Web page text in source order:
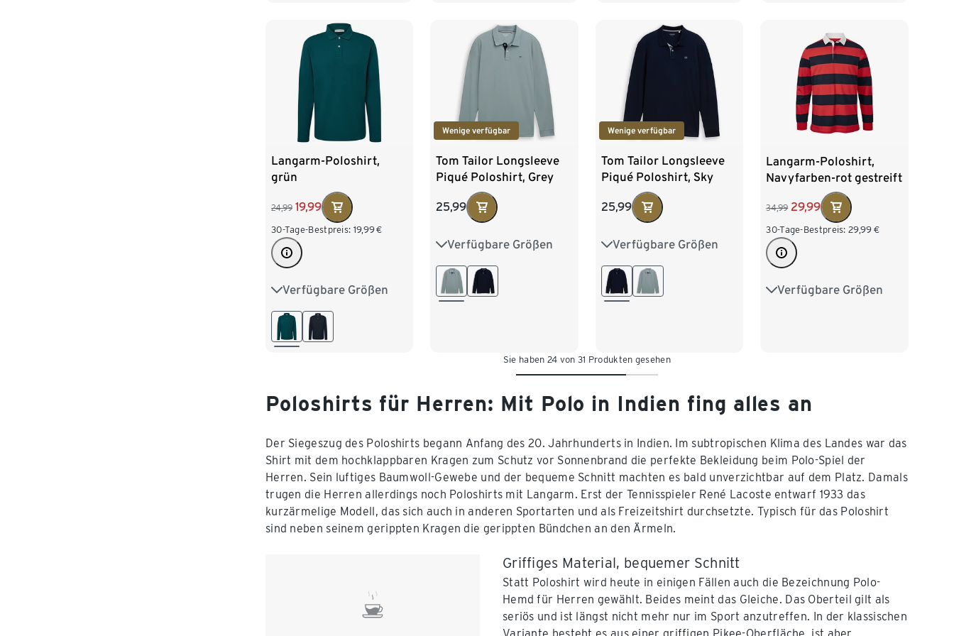
Langarm-Poloshirt,
grün
24,99 19,99
30-Tage-Bestpreis: 19,99€
Verfügbare Größen
S 44/46 M 48/50
L 52/54
Wenige verfügbar
Tom Tailor Longsleeve
Piqué Poloshirt, Grey
25,99
Verfügbare Größen
S M L XL XXL
Wenige verfügbar
Tom Tailor Longsleeve
Piqué Poloshirt, Sky
Captain Blue
25,99
Verfügbare Größen
S M L XL XXL
Langarm-Poloshirt,
Navyfarben-rot gestreift
34,99 29,99
30-Tage-Bestpreis: 29,99 €
Verfügbare Größen
S 44/46 M 48/50
Sie haben 24 von 31 Produkten gesehen
Poloshirts für Herren: Mit Polo in Indien fing alles an
Der Siegeszug des Poloshirts begann Anfang des 20. Jahrhunderts in Indien. Im subtropischen Klima des Landes war das
Shirt mit dem hochklappbaren Kragen zum Schutz vor Sonnenbrand die perfekte Bekleidung beim Polo-Spiel der
Herren. Sein luftiges Baumwoll-Gewebe und der bequeme Schnitt machten es bald unverzichtbar auf dem Platz. Damals
trugen die Herren allerdings noch Poloshirts mit Langarm. Erst der Tennisspieler René Lacoste entwarf 1933 das
kurzärmelige Modell, das sich auch in anderen Sportarten und als Freizeitshirt durchsetzte. Typisch für das Poloshirt
sind neben seinem gerippten Kragen die gerippten Bündchen an den Ärmeln.
Griffiges Material, bequemer Schnitt
Statt Poloshirt wird heute in einigen Fällen auch die Bezeichnung Polo-
Hemd für Herren gewählt. Beides meint das Gleiche. Das Oberteil gilt als
seriös und ist längst nicht mehr nur im Sport anzutreffen. In der klassischen
Variante besteht es aus einer griffigen Pikee-Oberfläche, ist aber